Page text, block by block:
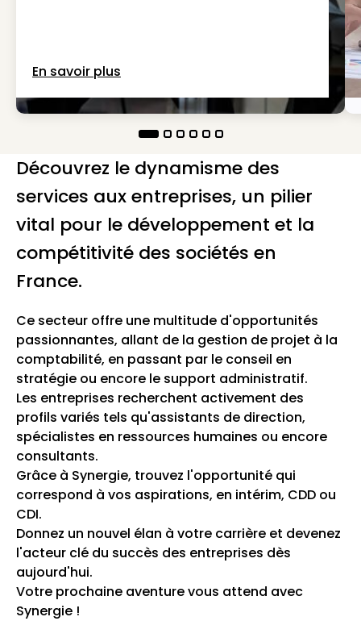
En savoir plus
Découvrez le dynamisme des
services aux entreprises, un pilier
vital pour le développement et la
compétitivité des sociétés en
France.
Ce secteur offre une multitude d'opportunités
passionnantes, allant de la gestion de projet à la
comptabilité, en passant par le conseil en
stratégie ou encore le support administratif.
Les entreprises recherchent activement des
profils variés tels qu'assistants de direction,
spécialistes en ressources humaines ou encore
consultants.
Grâce à Synergie, trouvez l'opportunité qui
correspond à vos aspirations, en intérim, CDD ou
CDI.
Donnez un nouvel élan à votre carrière et devenez
l'acteur clé du succès des entreprises dès
aujourd'hui.
Votre prochaine aventure vous attend avec
Synergie !